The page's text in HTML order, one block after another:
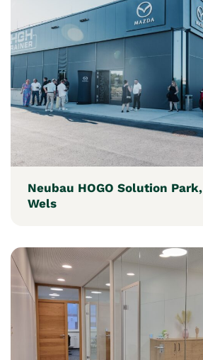
Neubau HOGO Solution Park,
Wels